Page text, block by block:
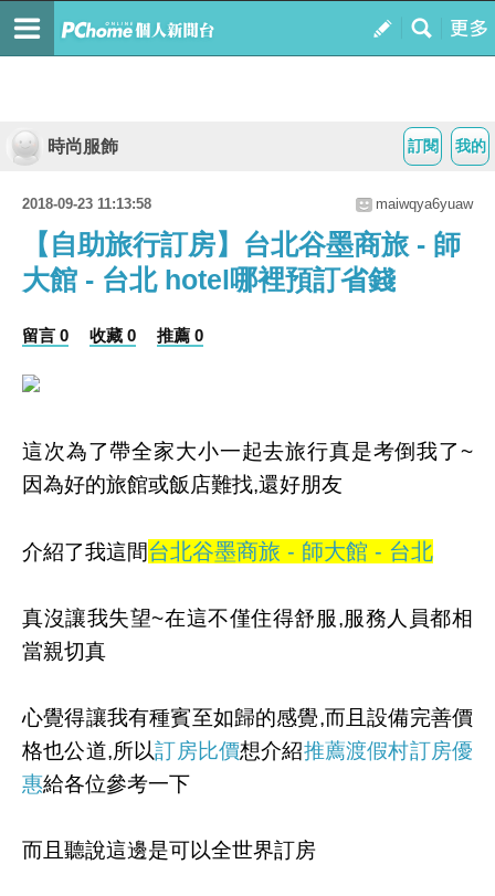
我的
訂閱
時尚服飾
2018-09-23 11:13:58 maiwqya6yuaw
【自助旅行訂房】台北谷墨商旅 - 師
大館 - 台北 hotel哪裡預訂省錢
留言 0 收藏 0 推薦 0
這次為了帶全家大小一起去旅行真是考倒我了~
因為好的旅館或飯店難找,還好朋友
介紹了我這間台北谷墨商旅 - 師大館 - 台北
真沒讓我失望~在這不僅住得舒服,服務人員都相
當親切真
心覺得讓我有種賓至如歸的感覺,而且設備完善價
格也公道,所以訂房比價想介紹推薦渡假村訂房優
惠給各位參考一下
而且聽說這邊是可以全世界訂房